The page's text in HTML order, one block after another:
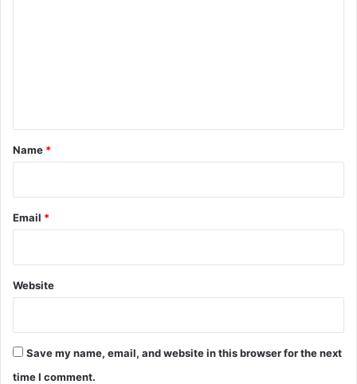
*
Name *
Email *
Website
Save my name, email, and website in this browser for the next
time I comment.